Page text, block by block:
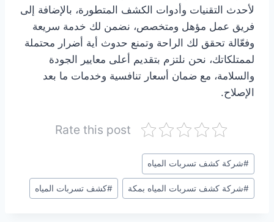
لأحدث التقنيات وأدوات الكشف المتطورة، بالإضافة إلى
فريق عمل مؤهل ومتخصص، نضمن لك خدمة سريعة
وفعّالة تحقق لك الراحة وتمنع حدوث أية أضرار محتملة
لممتلكاتك، نحن نلتزم بتقديم أعلى معايير الجودة
والسلامة، مع ضمان أسعار تنافسية وخدمات ما بعد
الإصلاح.
Rate this post
وسوم
المقال:
#شركة كشف تسربات المياه
#شركة كشف تسربات المياه بمكة #كشف تسربات المياه